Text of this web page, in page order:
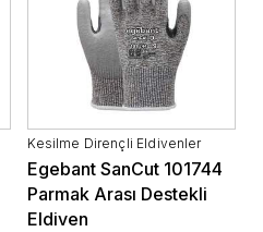
Kesilme Dirençli Eldivenler
Egebant SanCut 101744
Parmak Arası Destekli
Eldiven